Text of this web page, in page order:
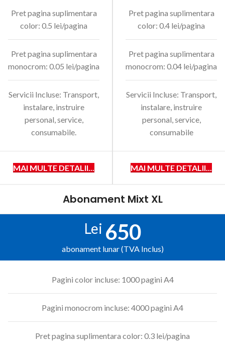
Pret pagina suplimentara
color: 0.5 lei/pagina
Pret pagina suplimentara
monocrom: 0.05 lei/pagina
Servicii Incluse: Transport,
instalare, instruire
personal, service,
consumabile.
MAI MULTE DETALII...
Pret pagina suplimentara
color: 0.4 lei/pagina
Pret pagina suplimentara
monocrom: 0.04 lei/pagina
Servicii Incluse: Transport,
instalare, instruire
personal, service,
consumabile
MAI MULTE DETALII...
Abonament Mixt XL
Lei 650
abonament lunar (TVA Inclus)
Pagini color incluse: 1000 pagini A4
Pagini monocrom incluse: 4000 pagini A4
Pret pagina suplimentara color: 0.3 lei/pagina